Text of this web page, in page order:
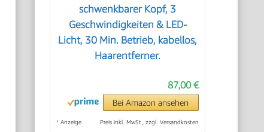
schwenkbarer Kopf, 3
Geschwindigkeiten & LED-
Licht, 30 Min. Betrieb, kabellos,
Haarentferner.
87,00 €
Bei Amazon ansehen
* Anzeige Preis inkl. MwSt., zzgl. Versandkosten